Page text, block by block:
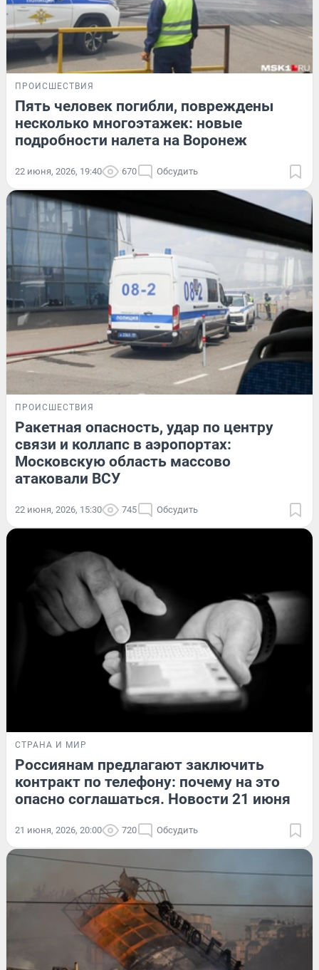
ПРОИСШЕСТВИЯ
Пять человек погибли, повреждены
несколько многоэтажек: новые
подробности налета на Воронеж
22 июня, 2026, 19:40 670 Обсудить
ПРОИСШЕСТВИЯ
Ракетная опасность, удар по центру
связи и коллапс в аэропортах:
Московскую область массово
атаковали ВСУ
22 июня, 2026, 15:30 745 Обсудить
СТРАНА И МИР
Россиянам предлагают заключить
контракт по телефону: почему на это
опасно соглашаться. Новости 21 июня
21 июня, 2026, 20:00 720 Обсудить